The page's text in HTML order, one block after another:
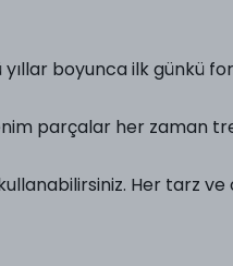
yıllar boyunca ilk günkü
parçalar her zaman
Her tarz